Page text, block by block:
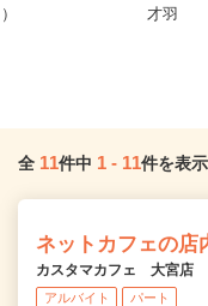
才羽
全 11件中 1 - 11件を表示
ネットカフェの店
カスタマカフェ 大宮店
アルバイト パート